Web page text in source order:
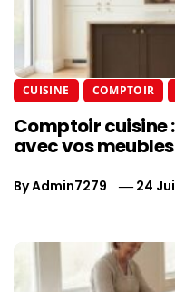
CUISINE COMPTOIR
Comptoir cuisine
avec vos meubles
ByAdmin7279 24